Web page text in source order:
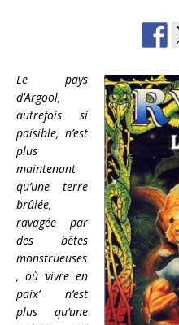
Le pays
d’Argool,
autrefois si
paisible, n’est
plus
maintenant
qu’une terre
brûlée,
ravagée par
des bêtes
monstrueuses
, où ‘vivre en
paix’ n’est
plus qu’une